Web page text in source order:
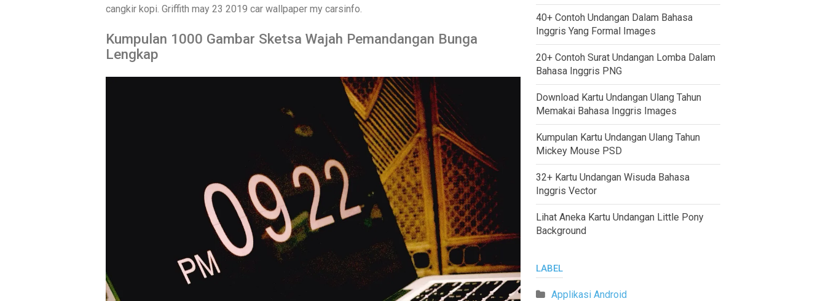
cangkir kopi. Griffith may 23 2019 car wallpaper my carsinfo.
Kumpulan 1000 Gambar Sketsa Wajah Pemandangan Bunga
Lengkap
40+ Contoh Undangan Dalam Bahasa
Inggris Yang Formal Images
20+ Contoh Surat Undangan Lomba Dalam
Bahasa Inggris PNG
Download Kartu Undangan Ulang Tahun
Memakai Bahasa Inggris Images
Kumpulan Kartu Undangan Ulang Tahun
Mickey Mouse PSD
32+ Kartu Undangan Wisuda Bahasa
Inggris Vector
Lihat Aneka Kartu Undangan Little Pony
Background
LABEL
Applikasi Android